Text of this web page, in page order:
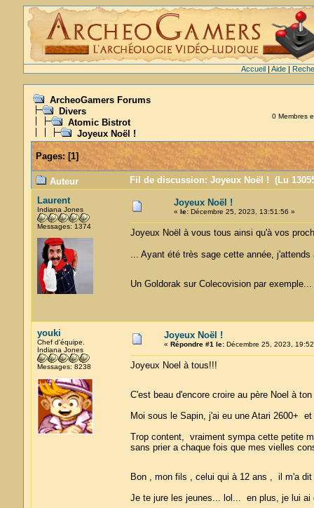
Accueil| Aide|
ArcheoGamers Forums
Divers
Atomic Bistrot
Joyeux Noël !
0 Membres
Pages:[1]
Auteur
Fil de discussion: Joyeux Noël ! (Lu
Laurent
Indiana Jones
Messages: 1374
Joyeux Noël !
« le:Décembre 25, 2023, 13:51:56 »
Joyeux Noël à vous tous ainsi qu'à vos
... Ayant été très sage cette année,
Un Goldorak sur Colecovision par exemple...
youki
Chef d'équipe.
Indiana Jones
Messages: 8238
Joyeux Noël !
« Répondre #1 le:Décembre 25, 2023,
Joyeux Noel à tous!!!
C'est beau d'encore croire au père Noel à
Moi sous le Sapin, j'ai eu une Atari 2600+
Trop content, vraiment sympa cette petite
sans prier a chaque fois que mes vielles
Bon , mon fils , celui qui à 12 ans , il m'a
Je te jure les jeunes... lol... en plus, je lui